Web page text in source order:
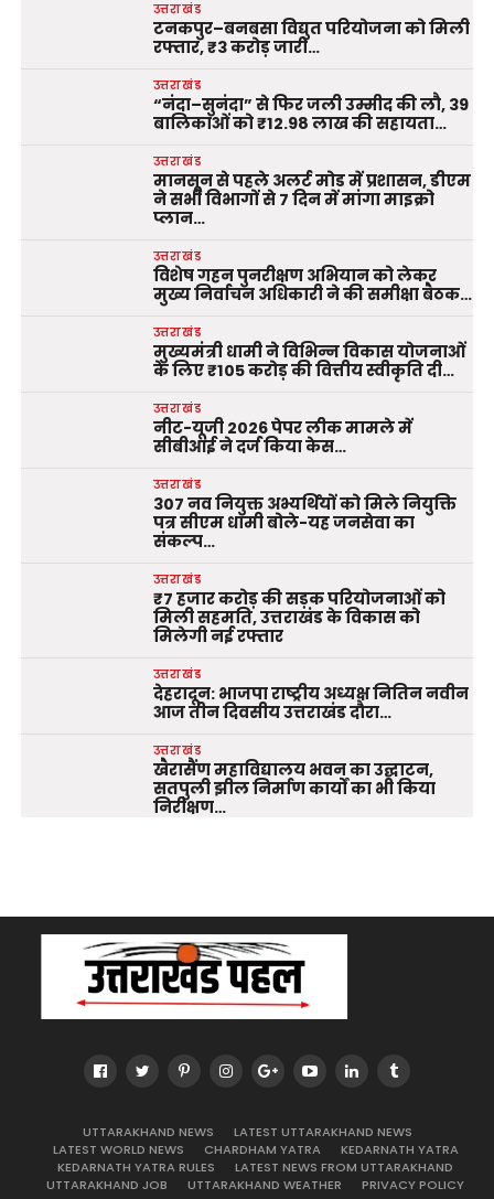
उत्तराखंड
टनकपुर–बनबसा विद्युत परियोजना को मिली
रफ्तार, ₹3 करोड़ जारी…
उत्तराखंड
“नंदा–सुनंदा” से फिर जली उम्मीद की लौ, 39
बालिकाओं को ₹12.98 लाख की सहायता…
उत्तराखंड
मानसून से पहले अलर्ट मोड में प्रशासन, डीएम
ने सभी विभागों से 7 दिन में मांगा माइक्रो
प्लान…
उत्तराखंड
विशेष गहन पुनरीक्षण अभियान को लेकर
मुख्य निर्वाचन अधिकारी ने की समीक्षा बैठक…
उत्तराखंड
मुख्यमंत्री धामी ने विभिन्न विकास योजनाओं
के लिए ₹105 करोड़ की वित्तीय स्वीकृति दी…
उत्तराखंड
नीट-यूजी 2026 पेपर लीक मामले में
सीबीआई ने दर्ज किया केस…
उत्तराखंड
307 नव नियुक्त अभ्यर्थियों को मिले नियुक्ति
पत्र सीएम धामी बोले-यह जनसेवा का
संकल्प…
उत्तराखंड
₹7 हजार करोड़ की सड़क परियोजनाओं को
मिली सहमति, उत्तराखंड के विकास को
मिलेगी नई रफ्तार
उत्तराखंड
देहरादून: भाजपा राष्ट्रीय अध्यक्ष नितिन नवीन
आज तीन दिवसीय उत्तराखंड दौरा…
उत्तराखंड
खैरासैंण महाविद्यालय भवन का उद्घाटन,
सतपुली झील निर्माण कार्यों का भी किया
निरीक्षण…
UTTARAKHAND NEWS
LATEST UTTARAKHAND NEWS
LATEST WORLD NEWS
CHARDHAM YATRA
KEDARNATH YATRA
KEDARNATH YATRA RULES
LATEST NEWS FROM UTTARAKHAND
UTTARAKHAND JOB
UTTARAKHAND WEATHER
PRIVACY POLICY